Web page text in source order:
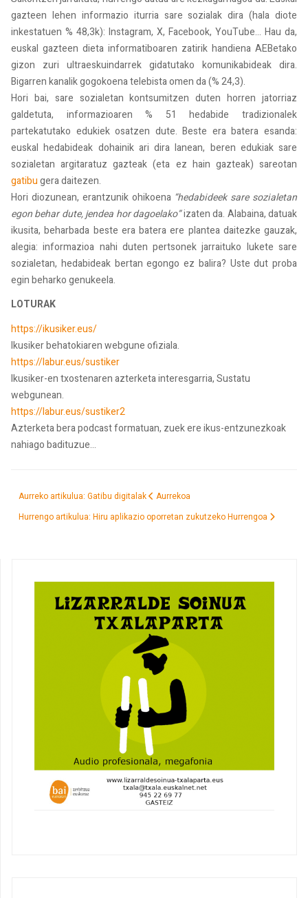
gazteen lehen informazio iturria sare sozialak dira (hala diote
inkestatuen % 48,3k): Instagram, X, Facebook, YouTube... Hau da,
euskal gazteen dieta informatiboaren zatirik handiena AEBetako
gizon zuri ultraeskuindarrek gidatutako komunikabideak dira.
Bigarren kanalik gogokoena telebista omen da (% 24,3).
Hori bai, sare sozialetan kontsumitzen duten horren jatorriaz
galdetuta, informazioaren % 51 hedabide tradizionalek
partekatutako edukiek osatzen dute. Beste era batera esanda:
euskal hedabideak dohainik ari dira lanean, beren edukiak sare
sozialetan argitaratuz gazteak (eta ez hain gazteak) sareotan
gatibugera daitezen.
Hori diozunean, erantzunik ohikoena “hedabideek sare sozialetan
egon behar dute, jendea hor dagoelako”izaten da. Alabaina, datuak
ikusita, beharbada beste era batera ere plantea daitezke gauzak,
alegia: informazioa nahi duten pertsonek jarraituko lukete sare
sozialetan, hedabideak bertan egongo ez balira? Uste dut proba
egin beharko genukeela.
LOTURAK
https://ikusiker.eus/
Ikusiker behatokiaren webgune ofiziala.
https://labur.eus/sustiker
Ikusiker-en txostenaren azterketa interesgarria, Sustatu
webgunean.
https://labur.eus/sustiker2
Azterketa bera podcast formatuan, zuek ere ikus-entzunezkoak
nahiago badituzue...
Aurreko artikulua: Gatibu digitalak
Aurrekoa
Hurrengo artikulua: Hiru aplikazio oporretan zukutzekoHurrengoa